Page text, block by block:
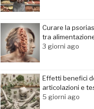
Curare la
tra
3 giorni ago
Effetti benefici
articolazioni e
5 giorni ago